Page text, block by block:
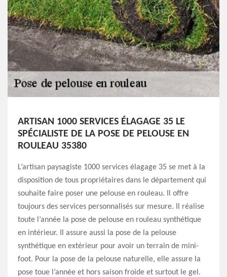
ARTISAN 1000 SERVICES ÉLAGAGE 35 LE
SPÉCIALISTE DE LA POSE DE PELOUSE EN
ROULEAU 35380
L’artisan paysagiste 1000 services élagage 35 se met à la
disposition de tous propriétaires dans le département qui
souhaite faire poser une pelouse en rouleau. Il offre
toujours des services personnalisés sur mesure. Il réalise
toute l’année la pose de pelouse en rouleau synthétique
en intérieur. Il assure aussi la pose de la pelouse
synthétique en extérieur pour avoir un terrain de mini-
foot. Pour la pose de la pelouse naturelle, elle assure la
pose toue l’année et hors saison froide et surtout le gel.